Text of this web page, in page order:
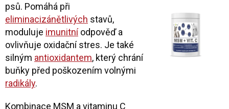
psů. Pomáhá při
eliminacizánětlivých stavů,
moduluje imunitníodpověď a
ovlivňuje oxidační stres. Je také
silným antioxidantem, který chrání
buňky před poškozením volnými
radikály.
Kombinace MSM a vitaminu C